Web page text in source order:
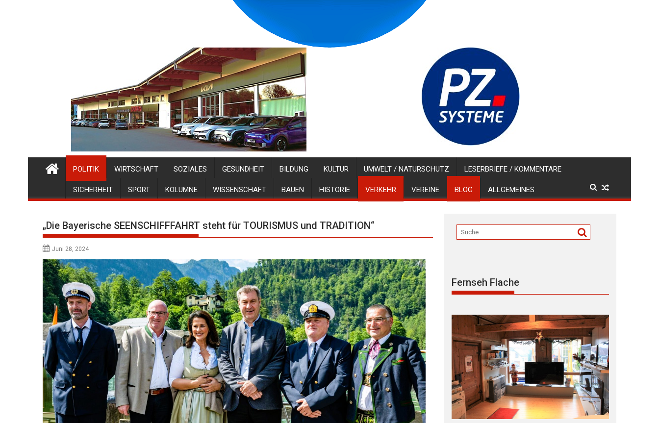
POLITIK WIRTSCHAFT SOZIALES GESUNDHEIT BILDUNG KULTUR UMWELT / NATURSCHUTZ LESERBRIEFE / KOMMENTARE
SICHERHEIT SPORT KOLUMNE WISSENSCHAFT BAUEN HISTORIE VERKEHR VEREINE BLOG ALLGEMEINES
„Die Bayerische SEENSCHIFFFAHRT steht für TOURISMUS und TRADITION“
Juni 28, 2024
Fernseh Flache